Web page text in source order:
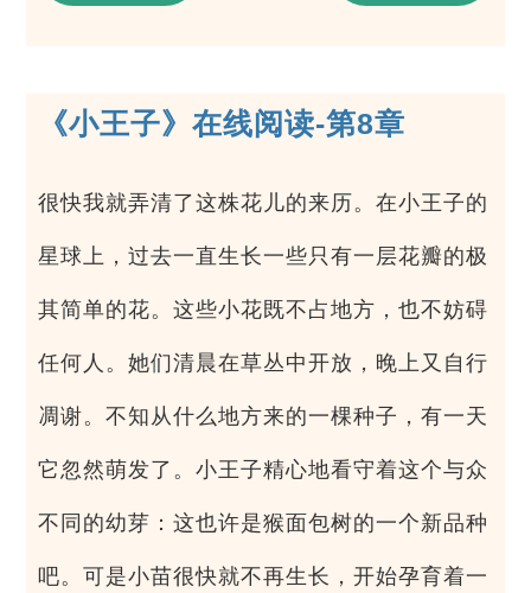
《小王子》在线阅读-第8章
很快我就弄清了这株花儿的来历。在小王子的
星球上，过去一直生长一些只有一层花瓣的极
其简单的花。这些小花既不占地方，也不妨碍
任何人。她们清晨在草丛中开放，晚上又自行
凋谢。不知从什么地方来的一棵种子，有一天
它忽然萌发了。小王子精心地看守着这个与众
不同的幼芽：这也许是猴面包树的一个新品种
吧。可是小苗很快就不再生长，开始孕育着一